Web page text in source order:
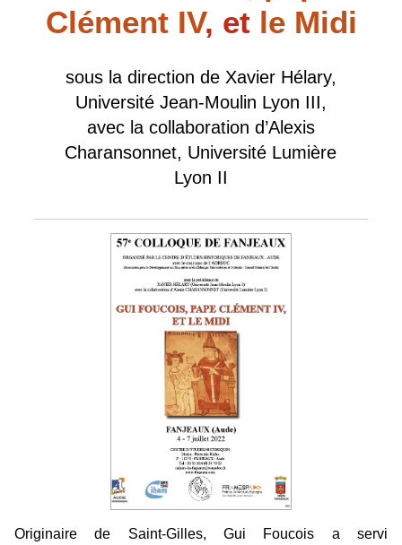
Clément IV, et le Midi
sous la direction de Xavier Hélary,
Université Jean-Moulin Lyon III,
avec la collaboration d’Alexis
Charansonnet, Université Lumière
Lyon II
Originaire de Saint-Gilles, Gui Foucois a servi